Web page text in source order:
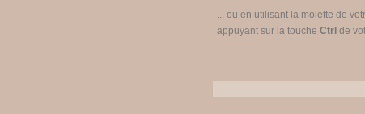
... ou en utilisant la molette de
appuyant sur la touche Ctrl de